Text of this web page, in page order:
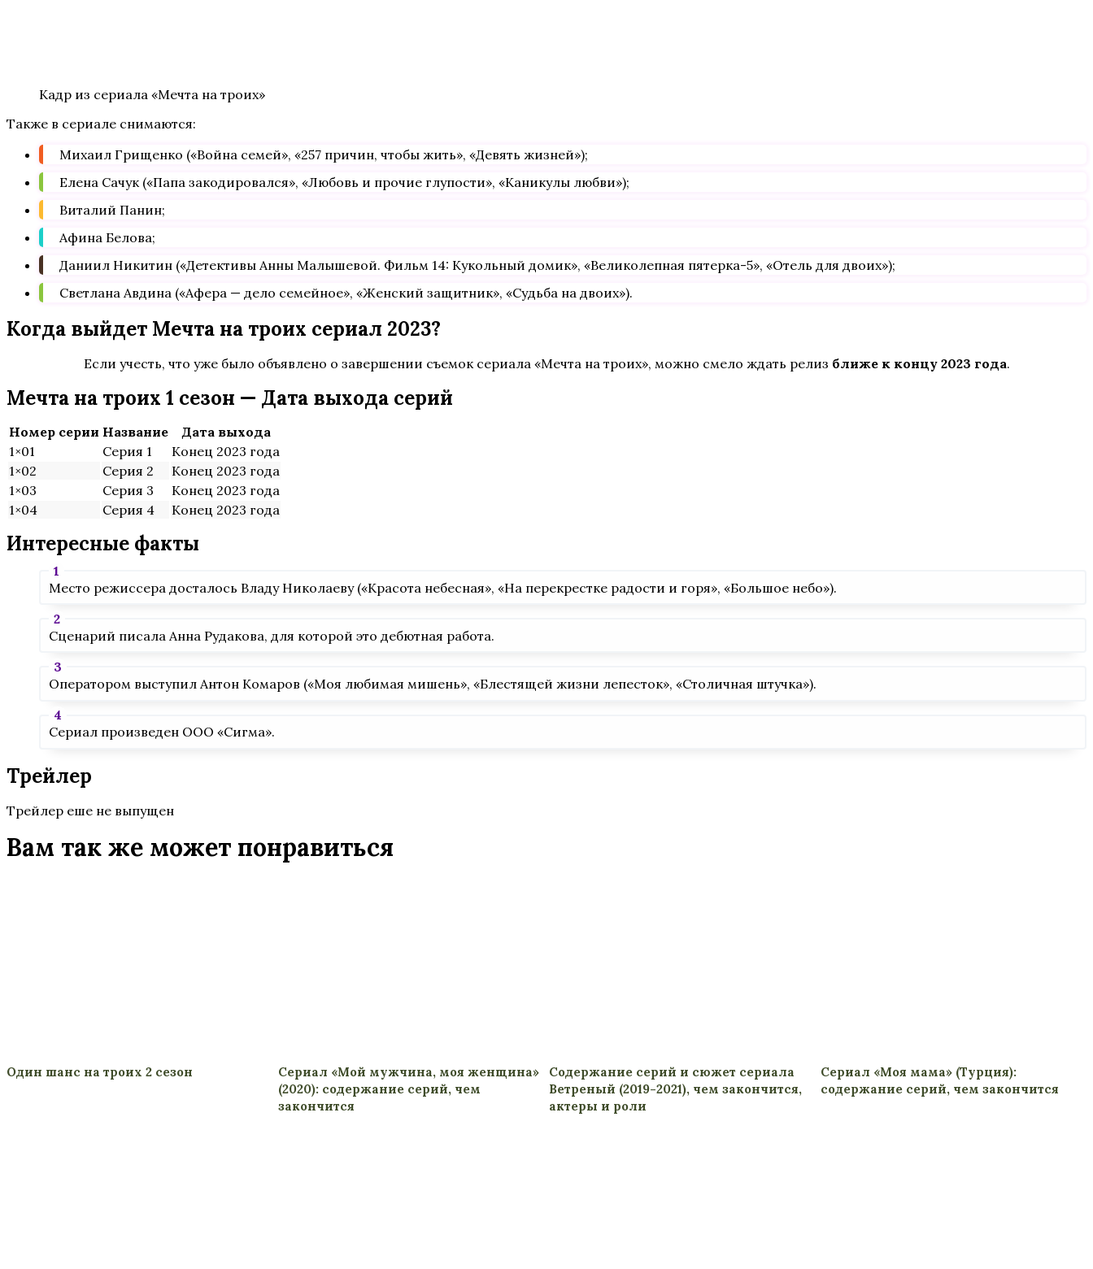
Кадр из сериала «Мечта на троих»
Также в сериале снимаются:
Михаил Грищенко («Война семей», «257 причин, чтобы жить», «Девять жизней»);
Елена Сачук («Папа закодировался», «Любовь и прочие глупости», «Каникулы любви»);
Виталий Панин;
Афина Белова;
Даниил Никитин («Детективы Анны Малышевой. Фильм 14: Кукольный домик», «Великолепная пятерка-5», «Отель для двоих»);
Светлана Авдина («Афера — дело семейное», «Женский защитник», «Судьба на двоих»).
Когда выйдет Мечта на троих сериал 2023?
Если учесть, что уже было объявлено о завершении съемок сериала «Мечта на троих», можно смело ждать релиз ближе к концу 2023 года.
Мечта на троих 1 сезон — Дата выхода серий
Номер серии Название
Дата выхода
1×01
Серия 1
Конец 2023 года
1×02
Серия 2
Конец 2023 года
1×03
Серия 3
Конец 2023 года
1×04
Серия 4 Конец 2023 года
Интересные факты
Место режиссера досталось Владу Николаеву («Красота небесная», «На перекрестке радости и горя», «Большое небо»).
Сценарий писала Анна Рудакова, для которой это дебютная работа.
Оператором выступил Антон Комаров («Моя любимая мишень», «Блестящей жизни лепесток», «Столичная штучка»).
Сериал произведен ООО «Сигма».
Трейлер
Трейлер еше не выпущен
Вам так же может понравиться
Один шанс на троих 2 сезон
Сериал «Мой мужчина, моя женщина»
(2020): содержание серий, чем
закончится
Содержание серий и сюжет сериала
Ветреный (2019-2021), чем закончится,
актеры и роли
Сериал «Моя мама» (Турция):
содержание серий, чем закончится